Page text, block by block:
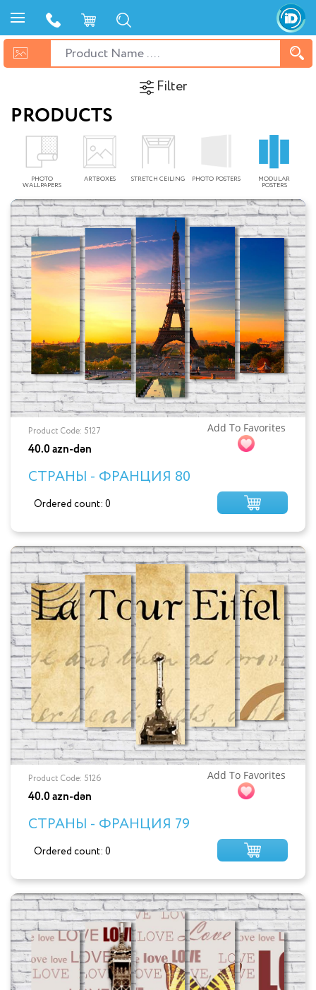
Filter
PRODUCTS
PHOTO
WALLPAPERS
ARTBOXES STRETCH CEILING PHOTO POSTERS MODULAR
POSTERS
Product Code: 5127 Add To Favorites
40.0 azn-dən
СТРАНЫ - ФРАНЦИЯ 80
Ordered count: 0
Product Code: 5126 Add To Favorites
40.0 azn-dən
СТРАНЫ - ФРАНЦИЯ 79
Ordered count: 0